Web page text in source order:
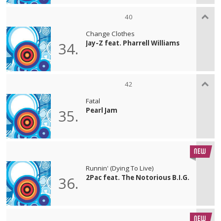
40
34.
Change Clothes
Jay-Z feat. Pharrell Williams
42
35.
Fatal
Pearl Jam
36.
Runnin' (Dying To Live)
2Pac feat. The Notorious B.I.G.